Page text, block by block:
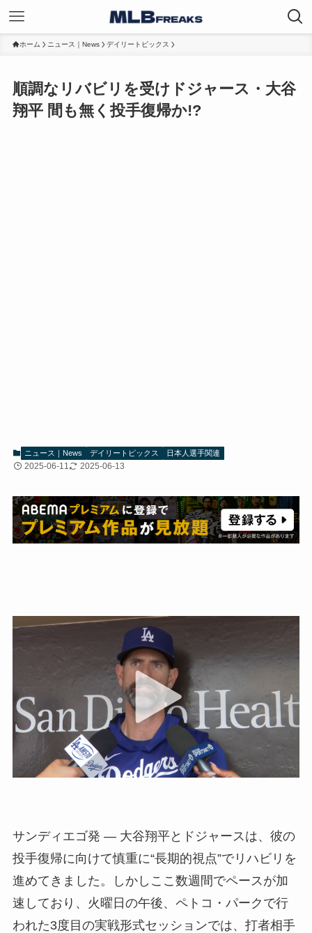
ホーム ニュース｜News デイリートピックス
順調なリバビリを受けドジャース・大谷
翔平 間も無く投手復帰か!?
ニュース｜News デイリートピックス 日本人選手関連
2025-06-11 2025-06-13
サンディエゴ発 — 大谷翔平とドジャースは、彼の
投手復帰に向けて慎重に“長期的視点”でリハビリを
進めてきました。しかしここ数週間でペースが加
速しており、火曜日の午後、ペトコ・パークで行
われた3度目の実戦形式セッションでは、打者相手